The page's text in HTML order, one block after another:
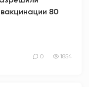
80
0 1854